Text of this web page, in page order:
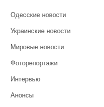
Одесские новости
Украинские новости
Мировые новости
Фоторепортажи
Интервью
Анонсы